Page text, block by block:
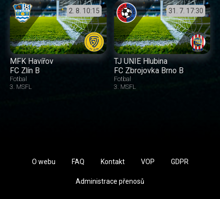
2. 8. 10:15
MFK Havířov
FC Zlín B
Fotbal
3. MSFL
31. 7. 17:30
TJ UNIE Hlubina
FC Zbrojovka Brno B
Fotbal
3. MSFL
O webu FAQ Kontakt VOP GDPR
Administrace přenosů